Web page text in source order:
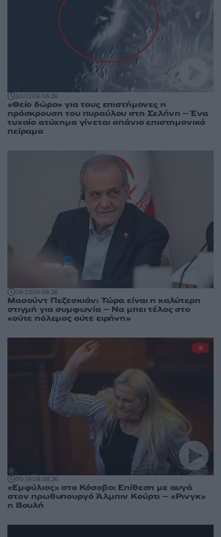
10:0109.08.26
«Θείο δώρο» για τους επιστήμονες η
πρόσκρουση του πυραύλου στη Σελήνη – Ένα
τυχαίο ατύχημα γίνεται σπάνιο επιστημονικό
πείραμα
09:2309.08.26
Μασούντ Πεζεσκιάν: Τώρα είναι η καλύτερη
στιγμή για συμφωνία – Να μπει τέλος στο
«ούτε πόλεμος ούτε ειρήνη»
00:1609.08.26
«Εμφύλιος» στο Κόσοβο: Επίθεση με αυγά
στον πρωθυπουργό Άλμπιν Κούρτι – «Ρινγκ»
η Βουλή
9